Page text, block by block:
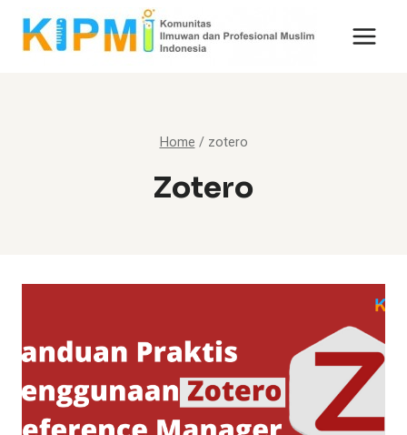
Skip
Home / zotero
Zotero